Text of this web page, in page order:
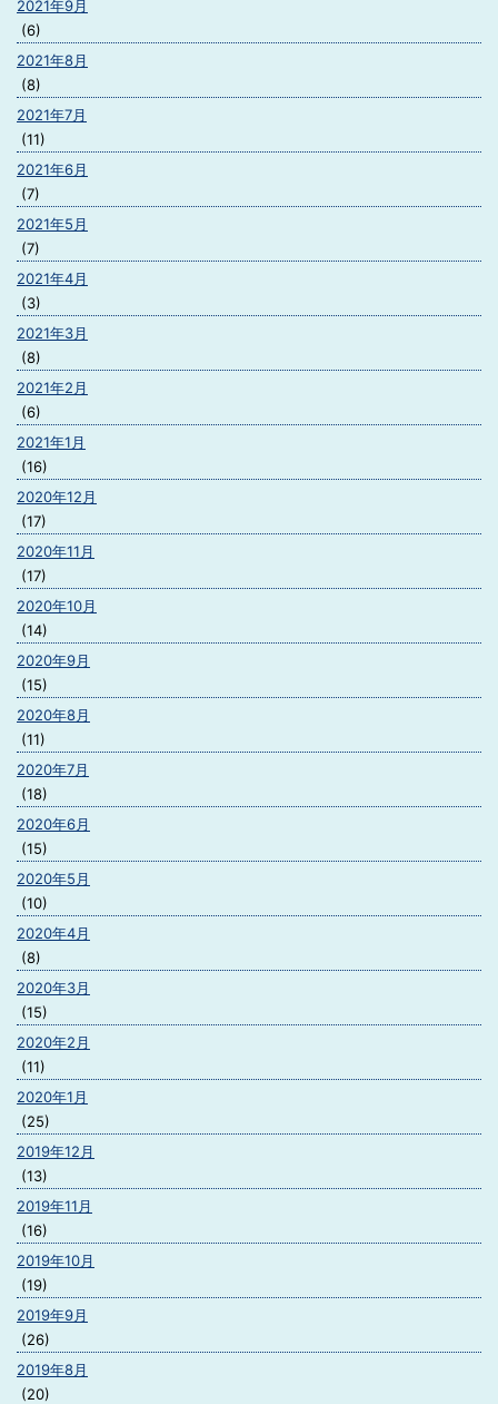
2021年9月
(6)
2021年8月
(8)
2021年7月
(11)
2021年6月
(7)
2021年5月
(7)
2021年4月
(3)
2021年3月
(8)
2021年2月
(6)
2021年1月
(16)
2020年12月
(17)
2020年11月
(17)
2020年10月
(14)
2020年9月
(15)
2020年8月
(11)
2020年7月
(18)
2020年6月
(15)
2020年5月
(10)
2020年4月
(8)
2020年3月
(15)
2020年2月
(11)
2020年1月
(25)
2019年12月
(13)
2019年11月
(16)
2019年10月
(19)
2019年9月
(26)
2019年8月
(20)